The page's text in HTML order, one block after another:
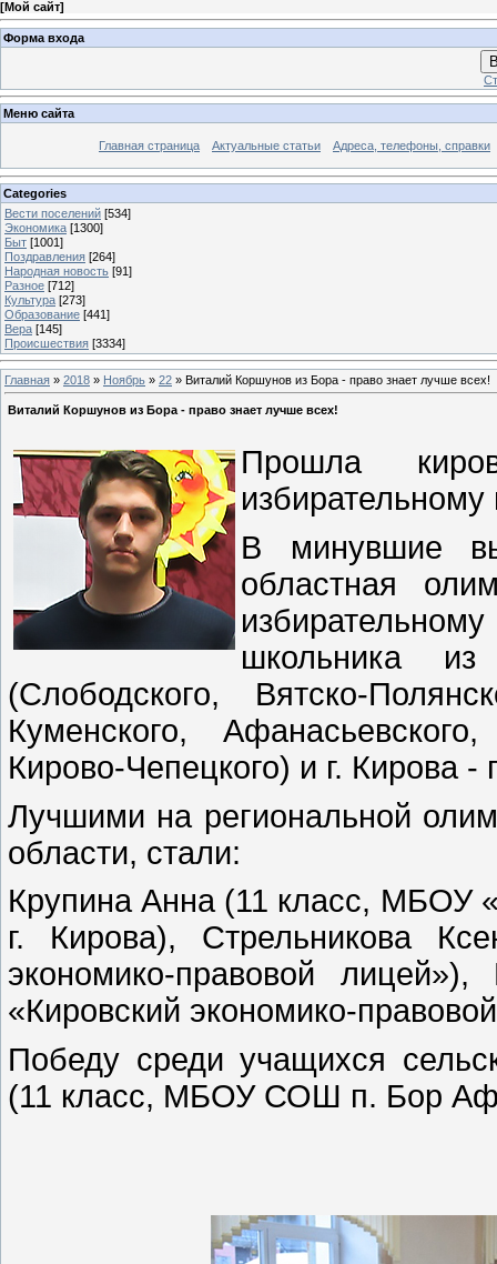
[Мой сайт]
Форма входа
Меню сайта
Главная страница Актуальные статьи Адреса, телефоны, справки
Categories
Вести поселений [534]
Экономика [1300]
Быт [1001]
Поздравления [264]
Народная новость [91]
Разное [712]
Культура [273]
Образование [441]
Вера [145]
Происшествия [3334]
Главная » 2018 » Ноябрь » 22 » Виталий Коршунов из Бора - право знает лучше всех!
Виталий Коршунов из Бора - право знает лучше всех!
Прошла
избирательному
В минувшие
областная
школьника
(Слободского, Вятско-
Куменского,
Кирово-Чепецкого) и г. Кирова
Лучшими на региональной
области, стали:
Крупина Анна (11 класс,
г. Кирова), Стрельникова
экономико-правовой
«Кировский экономико-
Победу среди учащихся
(11 класс, МБОУ СОШ п. Бор